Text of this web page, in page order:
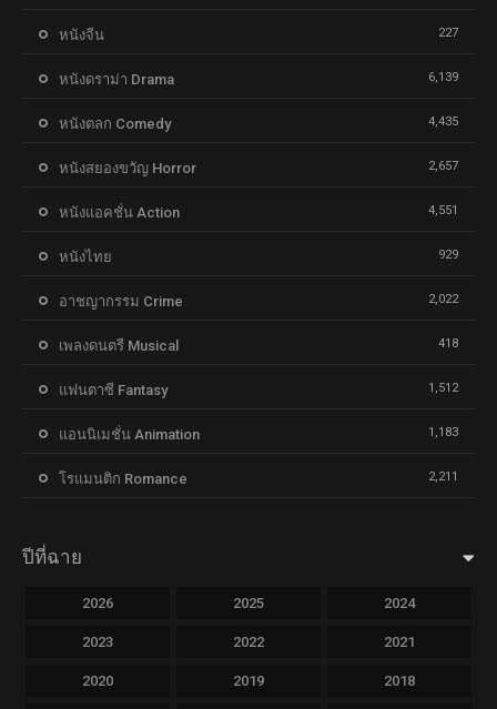
หนังจีน 227
หนังดราม่า Drama 6,139
หนังตลก Comedy 4,435
หนังสยองขวัญ Horror 2,657
หนังแอคชั่น Action 4,551
หนังไทย 929
อาชญากรรม Crime 2,022
เพลงดนตรี Musical 418
แฟนตาซี Fantasy 1,512
แอนนิเมชั่น Animation 1,183
โรแมนติก Romance 2,211
ปีที่ฉาย
2026 2025 2024
2023 2022 2021
2020 2019 2018